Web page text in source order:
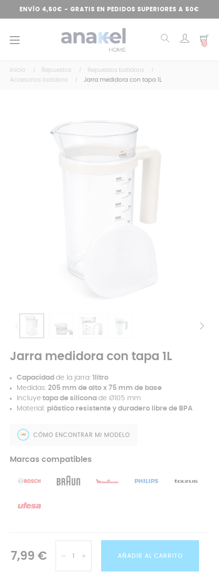
ENVÍO 4,50€ - GRATIS EN PEDIDOS SUPERIORES A 50€
Navegación
☰ 0
Inicio Repuestos
Repuestos batidora
Accesorios batidora
Jarra medidora con tapa 1L
Jarra medidora con tapa 1L
Capacidad de la jarra: 1litro
Medidas: 205 mm de alto x 75 mm de base
Incluye tapa de silicona de Ø105 mm
Material: plástico resistente y duradero libre de BPA
CÓMO ENCONTRAR MI MODELO
Marcas compatibles
7,99 € AÑADIR AL CARRITO